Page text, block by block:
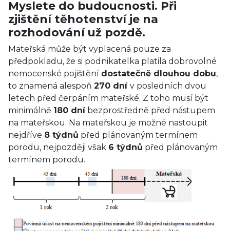
Myslete do budoucnosti. Při
zjištění těhotenství je na
rozhodování už pozdě.
Mateřská může být vyplacená pouze za
předpokladu, že si podnikatelka platila dobrovolné
nemocenské pojištění dostatečně dlouhou dobu,
to znamená alespoň 270 dní v posledních dvou
letech před čerpáním mateřské. Z toho musí být
minimálně 180 dníbezprostředně před nástupem
na mateřskou. Na mateřskou je možné nastoupit
nejdříve 8 týdnů před plánovaným termínem
porodu, nejpozději však 6 týdnů před plánovaným
termínem porodu.